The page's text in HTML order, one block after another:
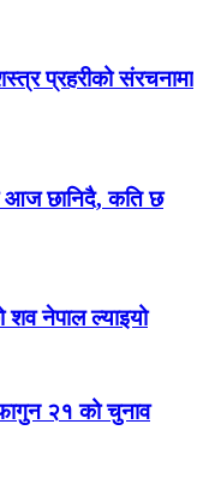
प्रहरीको संरचनामा
आज छानिदै, कति छ
शव नेपाल ल्याइयो
२१ को चुनाव